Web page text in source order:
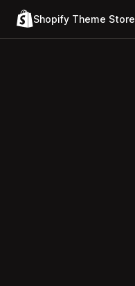
Shopify Theme Store